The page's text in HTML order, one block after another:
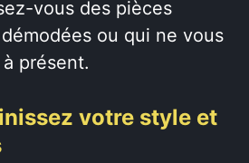
vous des pièces
ou qui ne vous
présent.
votre style et